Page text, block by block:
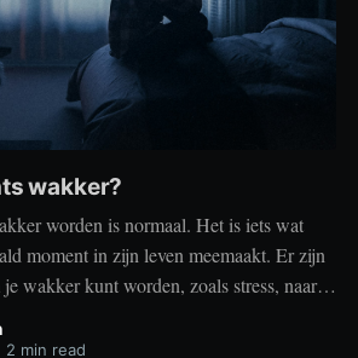
wakker?
worden is normaal. Het is iets wat
moment in zijn leven meemaakt. Er zijn
wakker kunt worden, zoals stress, naar
of medische aandoeningen die je
geen probleem
2 min read